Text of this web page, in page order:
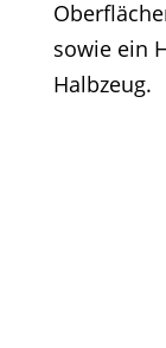
sowie ein
Halbzeug.